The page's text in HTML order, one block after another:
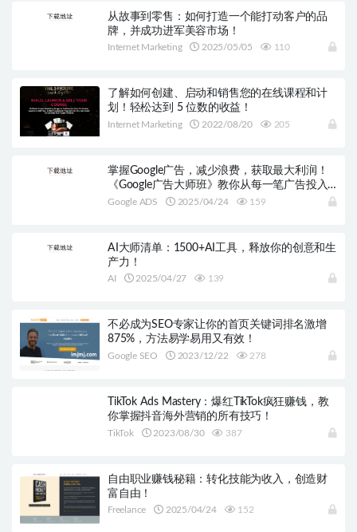
从故事到零售：如何打造一个能打动客户的品
牌，并成功进军美容市场！
Internet Marketing 2025/05/05 110
了解如何创建、启动和销售您的在线课程和计
划！轻松达到 5 位数的收益！
Internet Marketing 2022/08/20 205
掌握Google广告，减少浪费，获取最大利润！
《Google广告大师班》教你从每一笔广告投入
中获得更多回报
Google ADS 2025/04/24 159
AI大师清单：1500+AI工具，释放你的创意和生
产力！
AI 2025/04/27 139
不必成为SEO专家让你的首页关键词排名激增
875%，方法易学易用又有效！
Google SEO 2023/12/22 278
TikTok Ads Mastery：爆红TikTok疯狂赚钱，教
你掌握抖音海外营销的所有技巧！
TikTok 2023/08/30 387
自由职业赚钱秘籍：转化技能为收入，创造财
富自由！
Freelance 2025/04/24 152